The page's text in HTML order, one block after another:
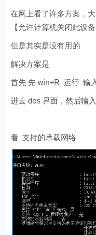
在网上看了许多方案
【允许计算机关闭此设
但是其实是没有用的
解决方案是
首先 先 win+R 运行 输
进去 dos 界面，然后输
看 支持的承载网络